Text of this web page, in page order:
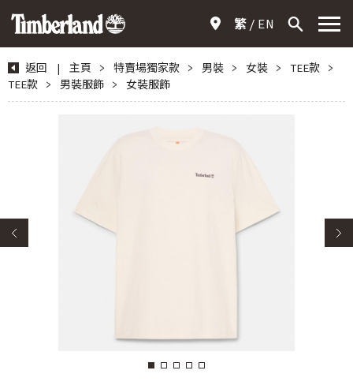
繁 EN
返回 | 主頁 > 特賣場獨家款 > 男裝 > 女裝 > TEE款
>
TEE款
> 男裝服飾 > 女裝服飾